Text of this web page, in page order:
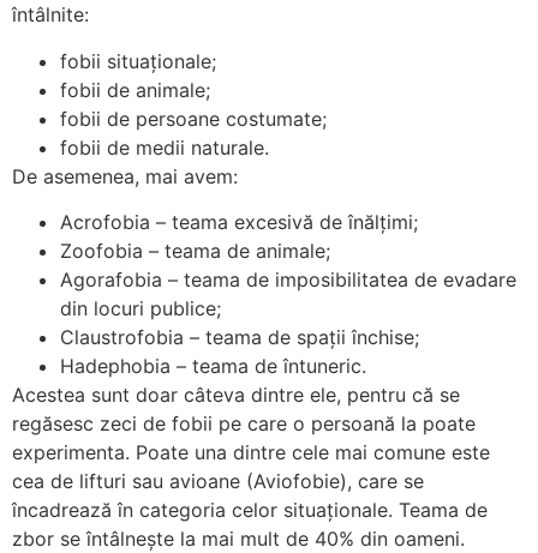
întâlnite:
fobii situaționale;
fobii de animale;
fobii de persoane costumate;
fobii de medii naturale.
De asemenea, mai avem:
Acrofobia – teama excesivă de înălțimi;
Zoofobia – teama de animale;
Agorafobia – teama de imposibilitatea de evadare
din locuri publice;
Claustrofobia – teama de spații închise;
Hadephobia – teama de întuneric.
Acestea sunt doar câteva dintre ele, pentru că se
regăsesc zeci de fobii pe care o persoană la poate
experimenta. Poate una dintre cele mai comune este
cea de lifturi sau avioane (Aviofobie), care se
încadrează în categoria celor situaționale. Teama de
zbor se întâlnește la mai mult de 40% din oameni.